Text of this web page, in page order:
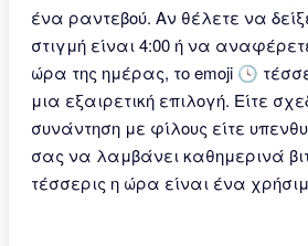
ένα ραντεβού. Αν θέλετε να
στιγμή είναι 4:00 ή να
ώρα της ημέρας, το emoji 🕓
μια εξαιρετική επιλογή. Είτε
συνάντηση με φίλους είτε
σας να λαμβάνει καθημερινά
τέσσερις η ώρα είναι ένα